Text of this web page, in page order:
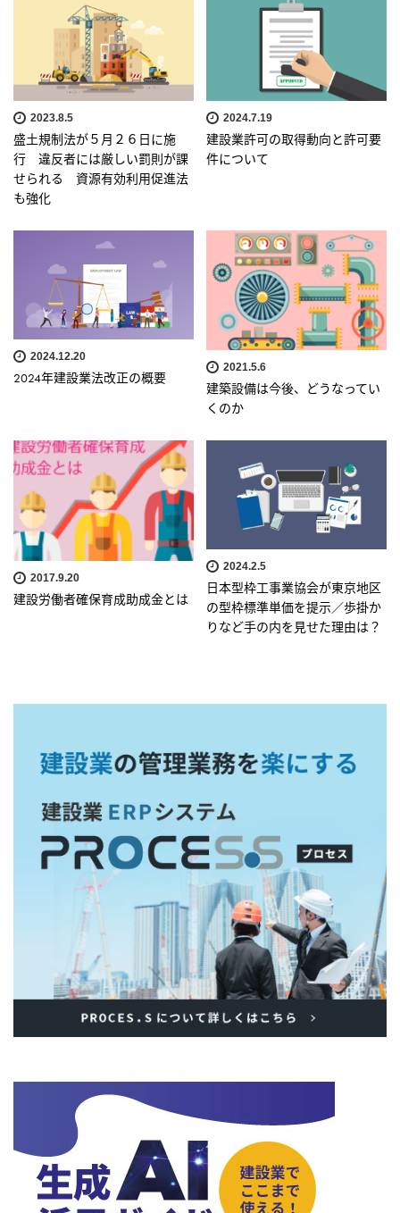
2023.8.5
盛土規制法が５月２６日に施
行 違反者には厳しい罰則が課
せられる 資源有効利用促進法
も強化
2024.7.19
建設業許可の取得動向と許可要
件について
2024.12.20
2024年建設業法改正の概要
2021.5.6
建築設備は今後、どうなってい
くのか
2017.9.20
建設労働者確保育成助成金とは
2024.2.5
日本型枠工事業協会が東京地区
の型枠標準単価を提示／歩掛か
りなど手の内を見せた理由は？